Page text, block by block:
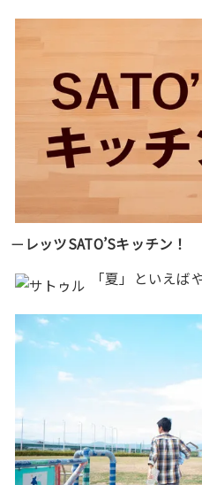
ー レッツSATO’Sキッチン！
「夏」といえば